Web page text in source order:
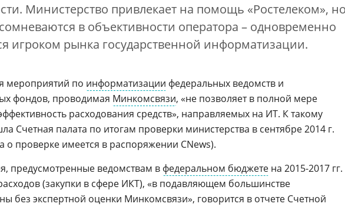
Министерство привлекает на помощь «Ростелеком»,
в объективности оператора – одновременно
игроком рынка государственной информатизации.
мероприятий по информатизации федеральных ведомств и
фондов, проводимая Минкомсвязи, «не позволяет в полной мере
расходования средств», направляемых на ИТ. К такому
Счетная палата по итогам проверки министерства в сентябре 2014 г.
о проверке имеется в распоряжении CNews).
предусмотренные ведомствам в федеральном бюджете на 2015-2017 гг.
(закупки в сфере ИКТ), «в подавляющем большинстве
без экспертной оценки Минкомсвязи», говорится в отчете Счетной